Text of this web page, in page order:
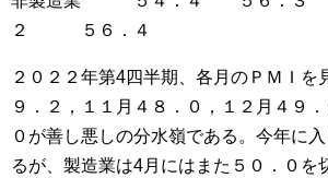
２ ５６．４
２０２２年第4四半期、各月のＰＭＩを
９．２，１１月４８．０，１２月４９．
０が善し悪しの分水嶺である。今年に
るが、製造業は4月にはまた５０．０を